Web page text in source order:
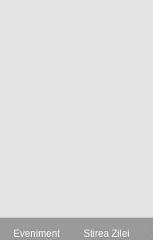
Eveniment Stirea Zilei